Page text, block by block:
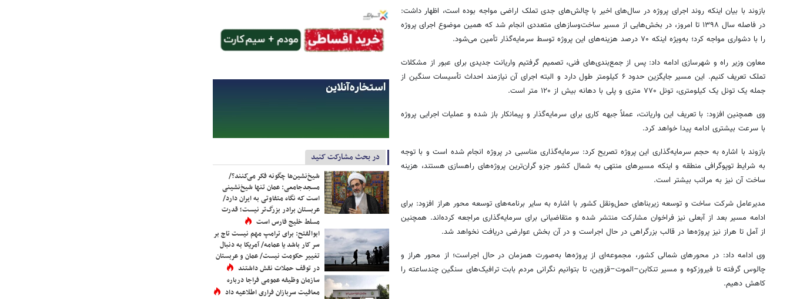
بازوند با بیان اینکه روند اجرای پروژه در سال‌های اخیر با چالش‌های جدی تملک اراضی مواجه بوده است، اظهار داشت:
در فاصله سال ۱۳۹۸ تا امروز، در بخش‌هایی از مسیر ساخت‌وسازهای متعددی انجام شد که همین موضوع اجرای پروژه
را با دشواری مواجه کرد؛ به‌ویژه اینکه ۷۰ درصد هزینه‌های این پروژه توسط سرمایه‌گذار تأمین می‌شود.
معاون وزیر راه و شهرسازی ادامه داد: پس از جمع‌بندی‌های فنی، تصمیم گرفتیم واریانت جدیدی برای عبور از مشکلات
تملک تعریف کنیم. این مسیر جایگزین حدود ۶ کیلومتر طول دارد و البته اجرای آن نیازمند احداث تأسیسات سنگین از
جمله یک تونل یک کیلومتری، تونل ۷۷۰ متری و پلی با دهانه بیش از ۱۲۰ متر است.
وی همچنین افزود: با تعریف این واریانت، عملاً جبهه کاری برای سرمایه‌گذار و پیمانکار باز شده و عملیات اجرایی پروژه
با سرعت بیشتری ادامه پیدا خواهد کرد.
بازوند با اشاره به حجم سرمایه‌گذاری این پروژه تصریح کرد: سرمایه‌گذاری مناسبی در پروژه انجام شده است و با توجه
به شرایط توپوگرافی منطقه و اینکه مسیرهای منتهی به شمال کشور جزو گران‌ترین پروژه‌های راهسازی هستند، هزینه
ساخت آن نیز به مراتب بیشتر است.
مدیرعامل شرکت ساخت و توسعه زیربناهای حمل‌ونقل کشور با اشاره به سایر برنامه‌های توسعه محور هراز افزود: برای
ادامه مسیر بعد از آبعلی نیز فراخوان مشارکت منتشر شده و متقاضیانی برای سرمایه‌گذاری مراجعه کرده‌اند. همچنین
از آمل تا هراز نیز پروژه‌ها در قالب بزرگراهی در حال اجراست و در آن بخش عوارضی دریافت نخواهد شد.
وی ادامه داد: در محورهای شمالی کشور، مجموعه‌ای از پروژه‌ها به‌صورت همزمان در حال اجراست؛ از محور هراز و
چالوس گرفته تا فیروزکوه و مسیر تنکابن–الموت–قزوین، تا بتوانیم نگرانی مردم بابت ترافیک‌های سنگین چندساعته را
کاهش دهیم.
در بحث مشارکت کنید
شیخ‌نشین‌ها چگونه فکر می‌کنند؟/
مسجدجامعی: عمان تنها شیخ‌نشینی
است که نگاه متفاوتی به ایران دارد/
عربستان برادر بزرگ‌تر نیست؛ قدرت
مسلط خلیج فارس است
ابوالفتح: برای ترامپ مهم نیست تاج بر
سر کار باشد یا عمامه/ آمریکا به دنبال
تغییر حکومت نیست/ عمان و عربستان
در توقف حملات نقش داشتند
سازمان وظیفه عمومی فراجا درباره
معافیت سربازان فراری اطلاعیه داد